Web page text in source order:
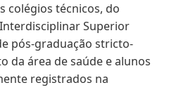
colégios técnicos, do
Superior
pós-graduação stricto-
da área de saúde e alunos
registrados na